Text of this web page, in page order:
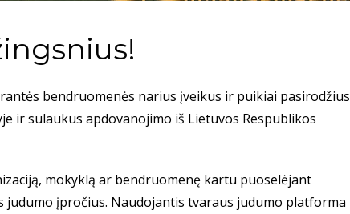
bendruomenės narius įveikus ir puikiai pasirodžius
ir sulaukus apdovanojimo iš Lietuvos Respublikos
mokyklą ar bendruomenę kartu puoselėjant
judumo įpročius. Naudojantis tvaraus judumo platforma